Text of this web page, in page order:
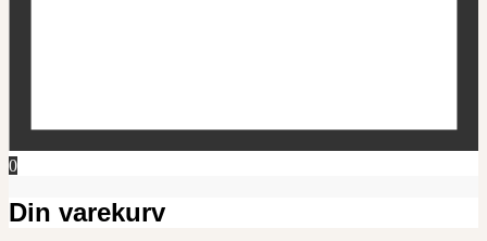
0
Din varekurv